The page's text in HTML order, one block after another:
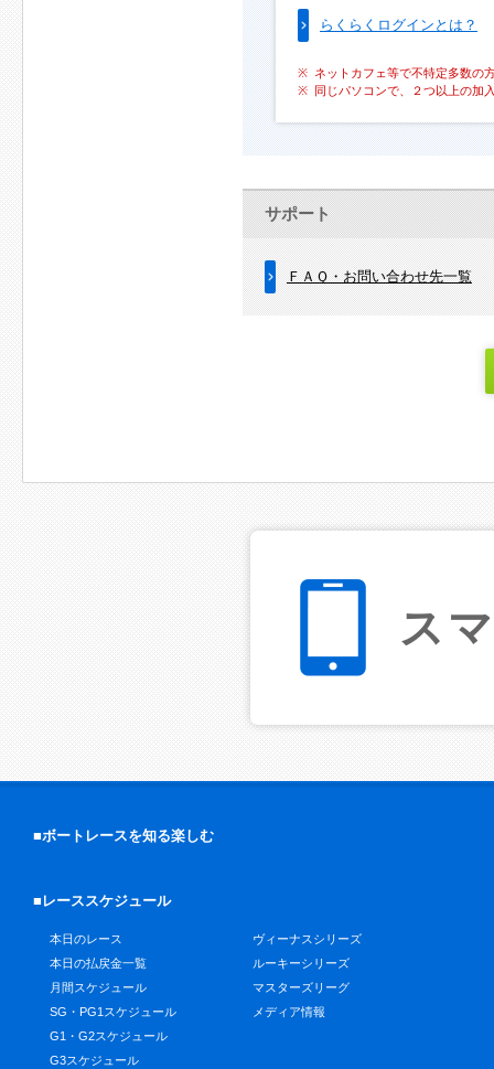
らくらくログインとは？
ネットカフェ等で不特定多数の
同じパソコンで、２つ以上の加
サポート
ＦＡＱ・お問い合わせ先一覧
ス
■ボートレースを知る楽しむ
■レーススケジュール
本日のレース
本日の払戻金一覧
月間スケジュール
SG・PG1スケジュール
G1・G2スケジュール
G3スケジュール
ヴィーナスシリーズ
ルーキーシリーズ
マスターズリーグ
メディア情報